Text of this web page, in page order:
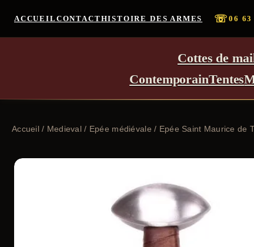
ACCUEIL CONTACTHISTOIRE DES ARMES ☏06 63
Cottes de
ContemporainTentes
Accueil/ Medieval / Epée médiévale / Epée Saint Maurice de